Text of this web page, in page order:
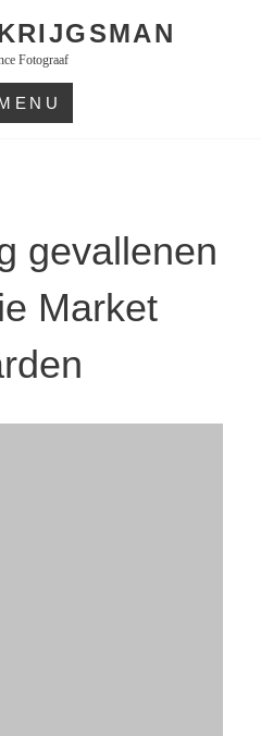
Fotograaf
gevallenen
Market